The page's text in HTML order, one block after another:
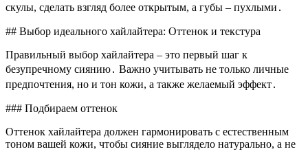
скулы, сделать взгляд более открытым, а губы – пухлыми․
## Выбор идеального хайлайтера: Оттенок и текстура
Правильный выбор хайлайтера – это первый шаг к
безупречному сиянию․ Важно учитывать не только личные
предпочтения, но и тон кожи, а также желаемый эффект․
### Подбираем оттенок
Оттенок хайлайтера должен гармонировать с естественным
тоном вашей кожи, чтобы сияние выглядело натурально, а не